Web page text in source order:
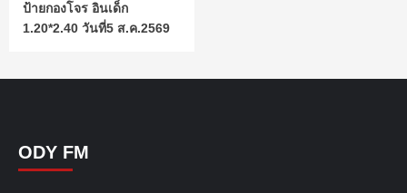
ป้ายกองโจร อินเด็ก
1.20*2.40 วันที่5 ส.ค.2569
ODY FM